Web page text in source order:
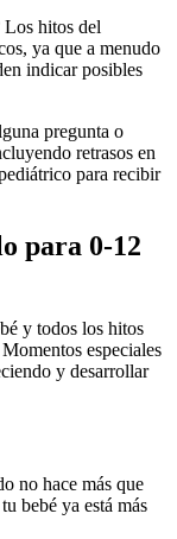
Los hitos del
ya que a menudo
indicar posibles
pregunta o
retrasos en
para recibir
para 0-12
y todos los hitos
especiales
y desarrollar
no hace más que
bebé ya está más